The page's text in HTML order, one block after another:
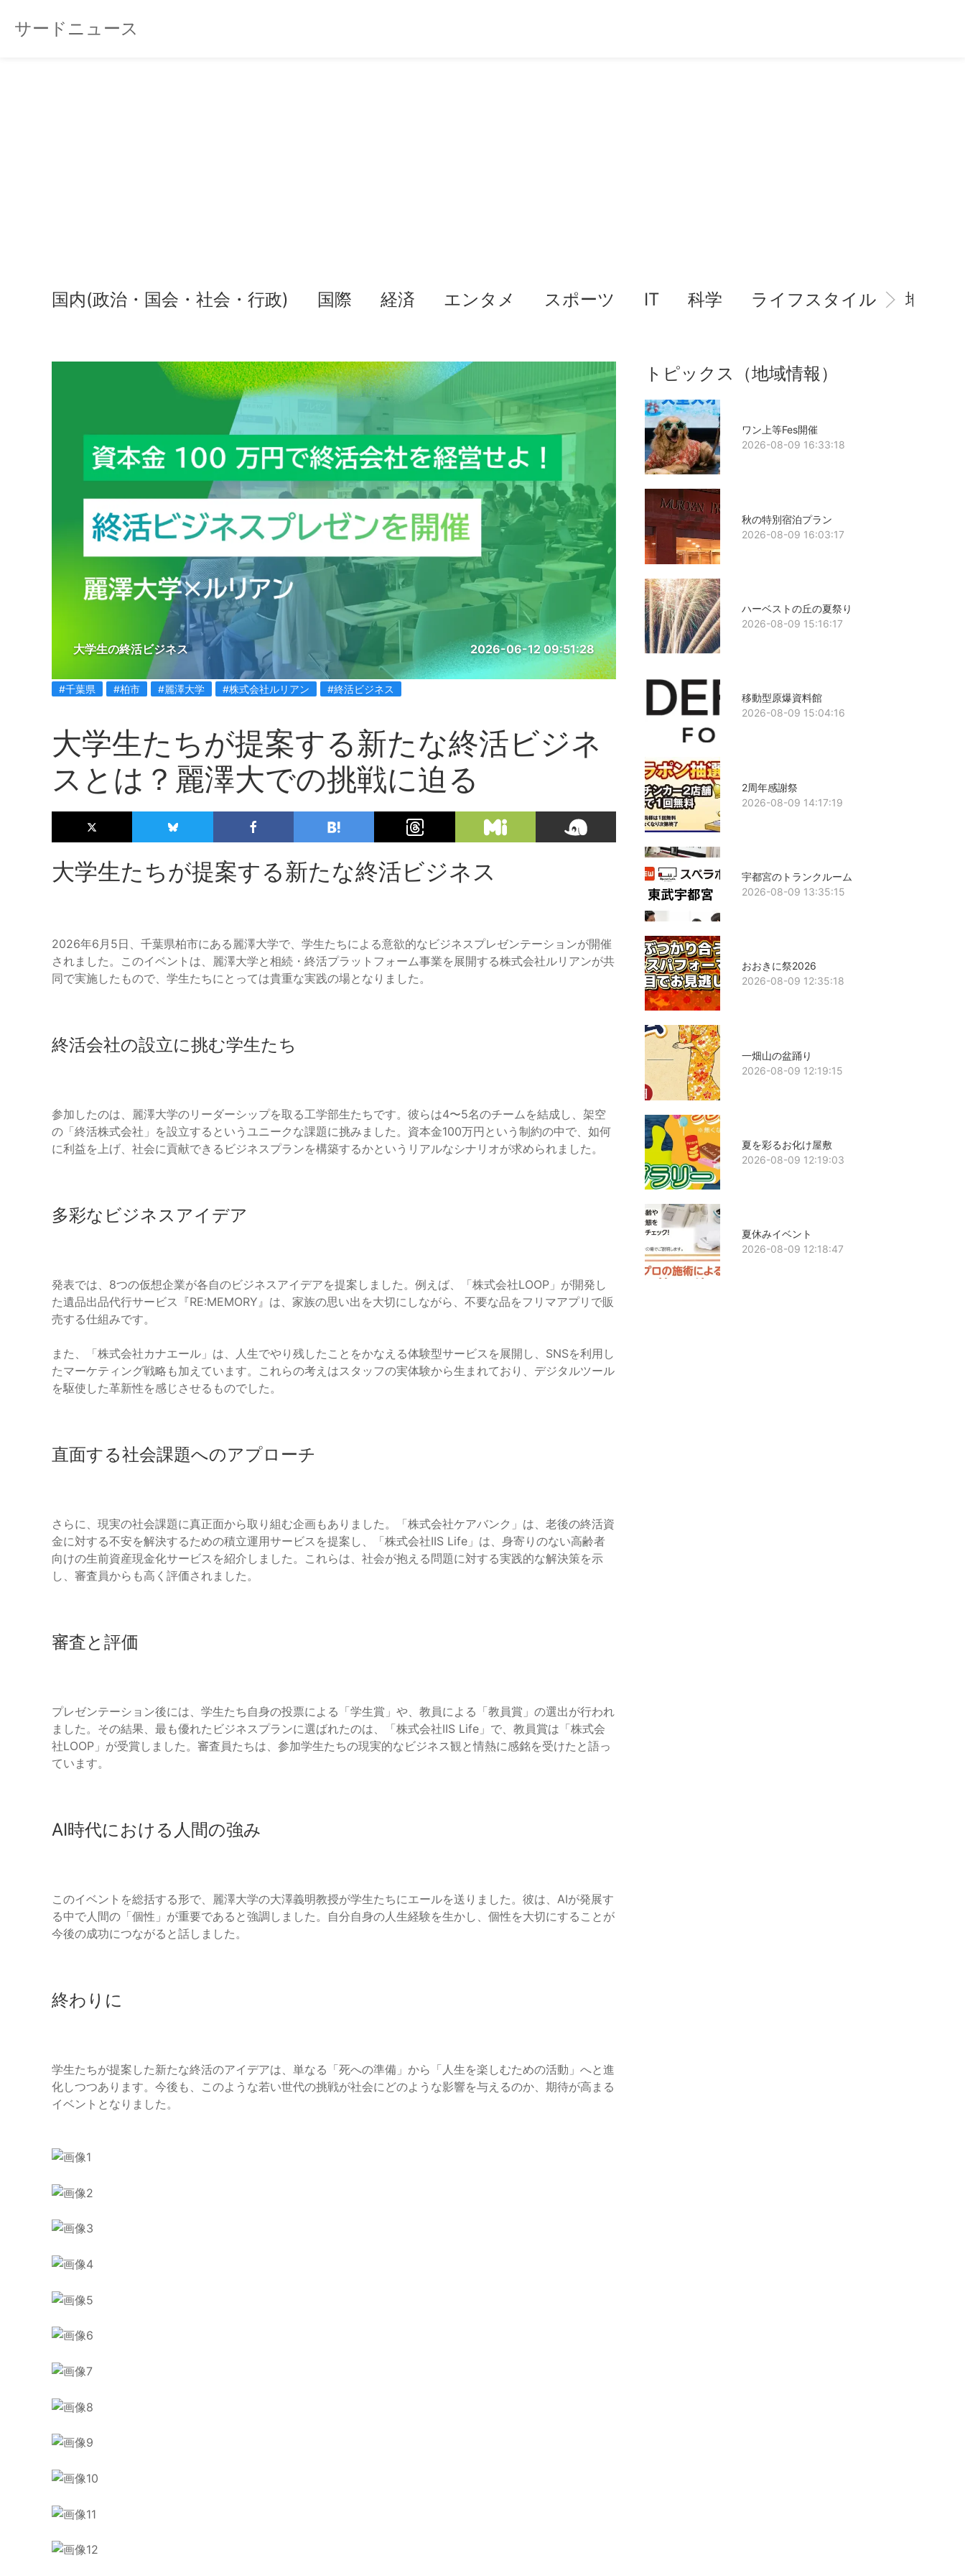
サードニュース
国内(政治・国会・社会・行政) 国際 経済 エンタメ スポーツ IT 科学 ライフスタイル 地域情
大学生の終活ビジネス 2026-06-12 09:51:28
#千葉県 #柏市 #麗澤大学 #株式会社ルリアン #終活ビジネス
大学生たちが提案する新たな終活ビジネ
スとは？麗澤大での挑戦に迫る
大学生たちが提案する新たな終活ビジネス
2026年6月5日、千葉県柏市にある麗澤大学で、学生たちによる意欲的なビジネスプレゼンテーションが開催
されました。このイベントは、麗澤大学と相続・終活プラットフォーム事業を展開する株式会社ルリアンが共
同で実施したもので、学生たちにとっては貴重な実践の場となりました。
終活会社の設立に挑む学生たち
参加したのは、麗澤大学のリーダーシップを取る工学部生たちです。彼らは4〜5名のチームを結成し、架空
の「終活株式会社」を設立するというユニークな課題に挑みました。資本金100万円という制約の中で、如何
に利益を上げ、社会に貢献できるビジネスプランを構築するかというリアルなシナリオが求められました。
多彩なビジネスアイデア
発表では、8つの仮想企業が各自のビジネスアイデアを提案しました。例えば、「株式会社LOOP」が開発し
た遺品出品代行サービス『RE:MEMORY』は、家族の思い出を大切にしながら、不要な品をフリマアプリで販
売する仕組みです。
また、「株式会社カナエール」は、人生でやり残したことをかなえる体験型サービスを展開し、SNSを利用し
たマーケティング戦略も加えています。これらの考えはスタッフの実体験から生まれており、デジタルツール
を駆使した革新性を感じさせるものでした。
直面する社会課題へのアプローチ
さらに、現実の社会課題に真正面から取り組む企画もありました。「株式会社ケアバンク」は、老後の終活資
金に対する不安を解決するための積立運用サービスを提案し、「株式会社IIS Life」は、身寄りのない高齢者
向けの生前資産現金化サービスを紹介しました。これらは、社会が抱える問題に対する実践的な解決策を示
し、審査員からも高く評価されました。
審査と評価
プレゼンテーション後には、学生たち自身の投票による「学生賞」や、教員による「教員賞」の選出が行われ
ました。その結果、最も優れたビジネスプランに選ばれたのは、「株式会社IIS Life」で、教員賞は「株式会
社LOOP」が受賞しました。審査員たちは、参加学生たちの現実的なビジネス観と情熱に感銘を受けたと語っ
ています。
AI時代における人間の強み
このイベントを総括する形で、麗澤大学の大澤義明教授が学生たちにエールを送りました。彼は、AIが発展す
る中で人間の「個性」が重要であると強調しました。自分自身の人生経験を生かし、個性を大切にすることが
今後の成功につながると話しました。
終わりに
学生たちが提案した新たな終活のアイデアは、単なる「死への準備」から「人生を楽しむための活動」へと進
化しつつあります。今後も、このような若い世代の挑戦が社会にどのような影響を与えるのか、期待が高まる
イベントとなりました。
トピックス（地域情報）
ワン上等Fes開催
2026-08-09 16:33:18
秋の特別宿泊プラン
2026-08-09 16:03:17
ハーベストの丘の夏祭り
2026-08-09 15:16:17
移動型原爆資料館
2026-08-09 15:04:16
2周年感謝祭
2026-08-09 14:17:19
宇都宮のトランクルーム
2026-08-09 13:35:15
おおきに祭2026
2026-08-09 12:35:18
一畑山の盆踊り
2026-08-09 12:19:15
夏を彩るお化け屋敷
2026-08-09 12:19:03
夏休みイベント
2026-08-09 12:18:47